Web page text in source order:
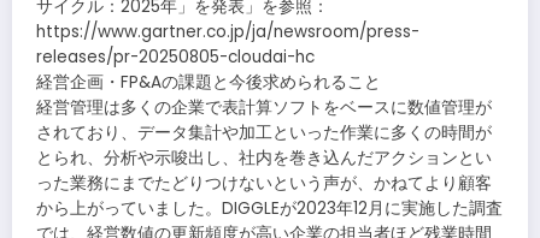
サイクル：2025年」を発表」を参照：
https://www.gartner.co.jp/ja/newsroom/press-
releases/pr-20250805-cloudai-hc
経営企画・FP&Aの課題と今後求められること
経営管理は多くの企業で表計算ソフトをベースに数値管理が
されており、データ集計や加工といった作業に多くの時間が
とられ、分析や示唆出し、社内を巻き込んだアクションとい
った業務にまでたどりつけないという声が、かねてより顧客
から上がっていました。DIGGLEが2023年12月に実施した調査